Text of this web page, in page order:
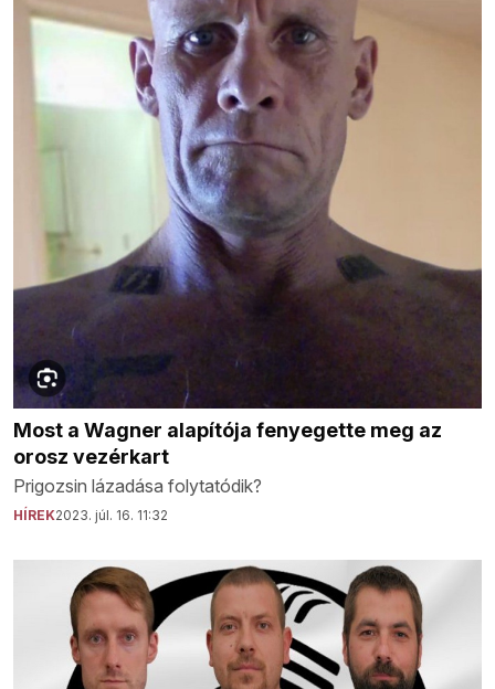
Most a Wagner alapítója fenyegette meg az
orosz vezérkart
Prigozsin lázadása folytatódik?
HÍREK2023. júl. 16. 11:32